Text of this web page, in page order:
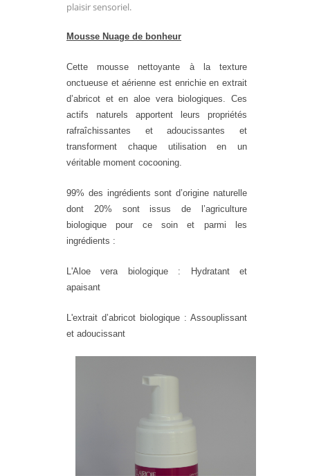
plaisir sensoriel.
Mousse Nuage de bonheur
Cette mousse nettoyante à la texture
onctueuse et aérienne est enrichie en extrait
d’abricot et en aloe vera biologiques. Ces
actifs naturels apportent leurs propriétés
rafraîchissantes et adoucissantes et
transforment chaque utilisation en un
véritable moment cocooning.
99% des ingrédients sont d’origine naturelle
dont 20% sont issus de l’agriculture
biologique pour ce soin et parmi les
ingrédients :
L'Aloe vera biologique : Hydratant et
apaisant
L'extrait d’abricot biologique : Assouplissant
et adoucissant